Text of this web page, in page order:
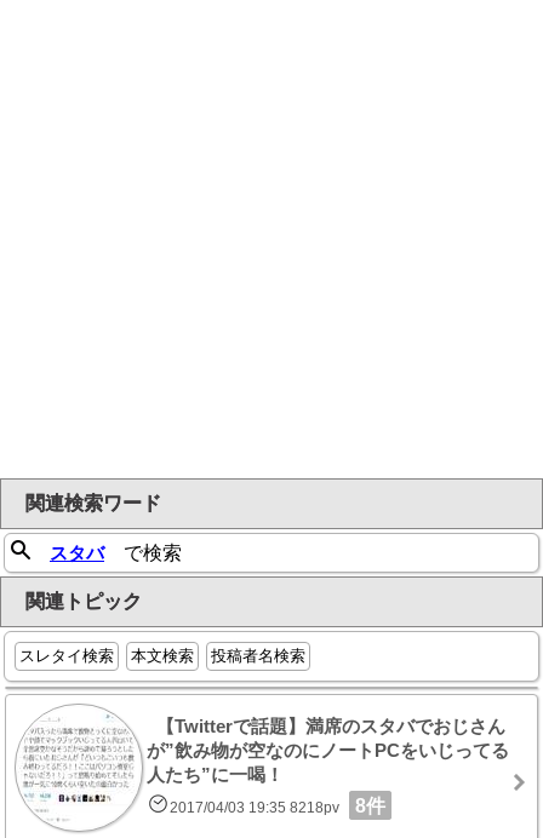
関連検索ワード
スタバで検索
関連トピック
スレタイ検索 本文検索 投稿者名検索
【Twitterで話題】満席のスタバでおじさん
が”飲み物が空なのにノートPCをいじってる
人たち”に一喝！
2017/04/03 19:35 8218pv 8件